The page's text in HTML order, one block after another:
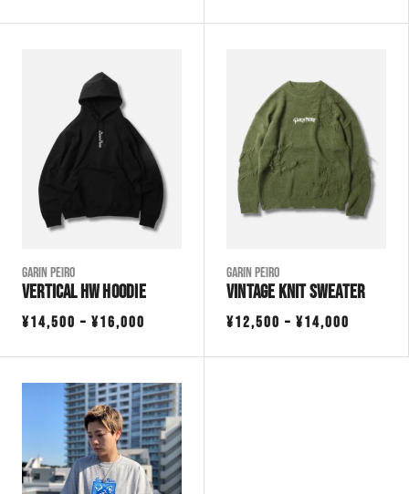
¥10,500
Garin Peiro
VERTICAL HW HOODIE
¥14,500 – ¥16,000
¥14,500
–
¥16,000
Garin Peiro
VINTAGE KNIT SWEATER
¥12,500 – ¥14,000